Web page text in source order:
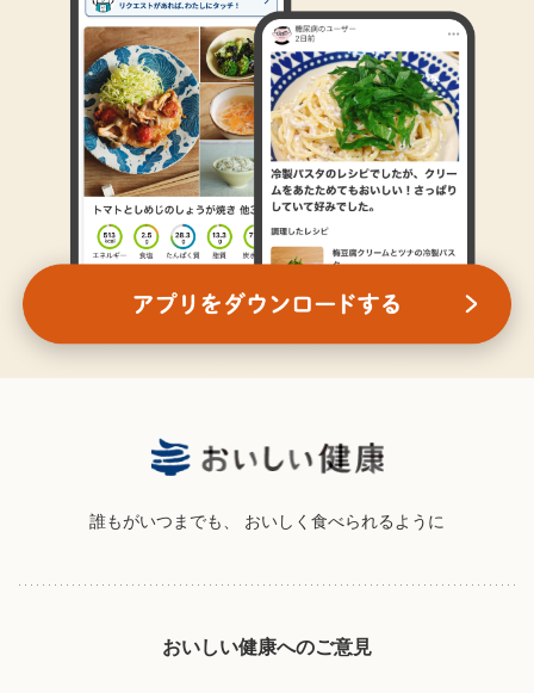
誰もがいつまでも、 おいしく食べられるように
おいしい健康へのご意見